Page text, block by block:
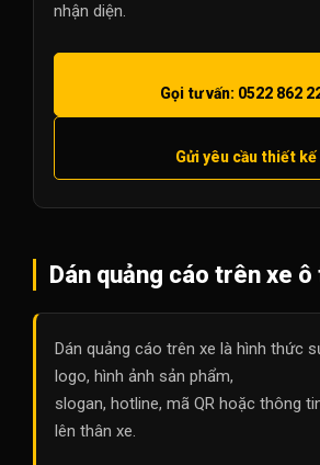
nhận diện.
Gọi tư vấn: 0522 862
Gửi yêu cầu thiết kế
Dán quảng cáo trên xe
Dán quảng cáo trên xe là hình thức
logo, hình ảnh sản phẩm,
slogan, hotline, mã QR hoặc thông
lên thân xe.